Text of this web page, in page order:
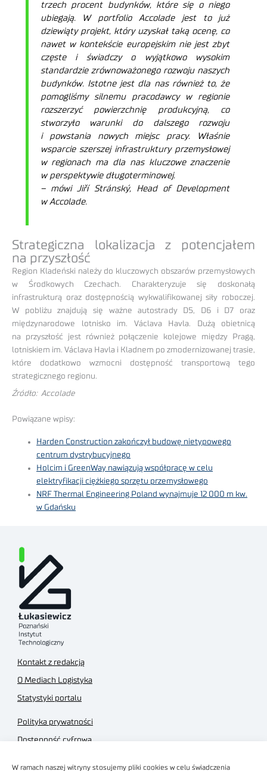
W ramach naszej witryny stosujemy pliki cookies w celu świadczenia
trzech procent budynków, które się o niego
ubiegają. W portfolio Accolade jest to już
dziewiąty projekt, który uzyskał taką ocenę, co
nawet w kontekście europejskim nie jest zbyt
częste i świadczy o wyjątkowo wysokim
standardzie zrównoważonego rozwoju naszych
budynków. Istotne jest dla nas również to, że
pomogliśmy silnemu pracodawcy w regionie
rozszerzyć powierzchnię produkcyjną, co
stworzyło warunki do dalszego rozwoju
i powstania nowych miejsc pracy. Właśnie
wsparcie szerszej infrastruktury przemysłowej
w regionach ma dla nas kluczowe znaczenie
w perspektywie długoterminowej.
– mówi Jiří Stránský, Head of Development
w Accolade.
Strategiczna lokalizacja z potencjałem
na przyszłość
Region Kladeński należy do kluczowych obszarów przemysłowych
w Środkowych Czechach. Charakteryzuje się doskonałą
infrastrukturą oraz dostępnością wykwalifikowanej siły roboczej.
W pobliżu znajdują się ważne autostrady D5, D6 i D7 oraz
międzynarodowe lotnisko im. Václava Havla. Dużą obietnicą
na przyszłość jest również połączenie kolejowe między Pragą,
lotniskiem im. Václava Havla i Kladnem po zmodernizowanej trasie,
które dodatkowo wzmocni dostępność transportową tego
strategicznego regionu.
Źródło: Accolade
Powiązane wpisy:
Harden Construction zakończył budowę nietypowego
centrum dystrybucyjnego
Holcim i GreenWay nawiązują współpracę w celu
elektryfikacji ciężkiego sprzętu przemysłowego
NRF Thermal Engineering Poland wynajmuje 12 000 m kw.
w Gdańsku
Kontakt z redakcją
O Mediach Logistyka
Statystyki portalu
Polityka prywatności
Dostępność cyfrowa